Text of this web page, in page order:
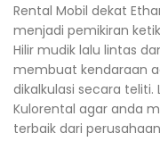
Rental Mobil dekat
menjadi pemikiran
Hilir mudik lalu lintas
membuat kendaraan
dikalkulasi secara teliti.
Kulorental agar anda
terbaik dari